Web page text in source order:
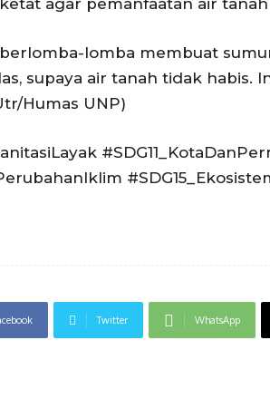
agar pemanfaatan air
lomba membuat
supaya air tanah tidak habis.
Humas UNP)
Twitter WhatsApp